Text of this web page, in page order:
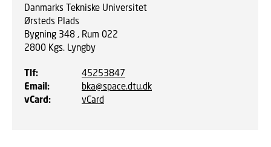
Danmarks Tekniske Universitet
Ørsteds Plads
Bygning 348 , Rum 022
2800 Kgs. Lyngby
Tlf:
45253847
Email:
bka@space.dtu.dk
vCard: vCard